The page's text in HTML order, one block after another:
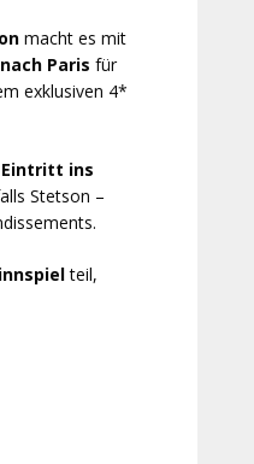
macht es mit
Paris für
exklusiven 4*
Eintritt ins
Stetson –
teil,